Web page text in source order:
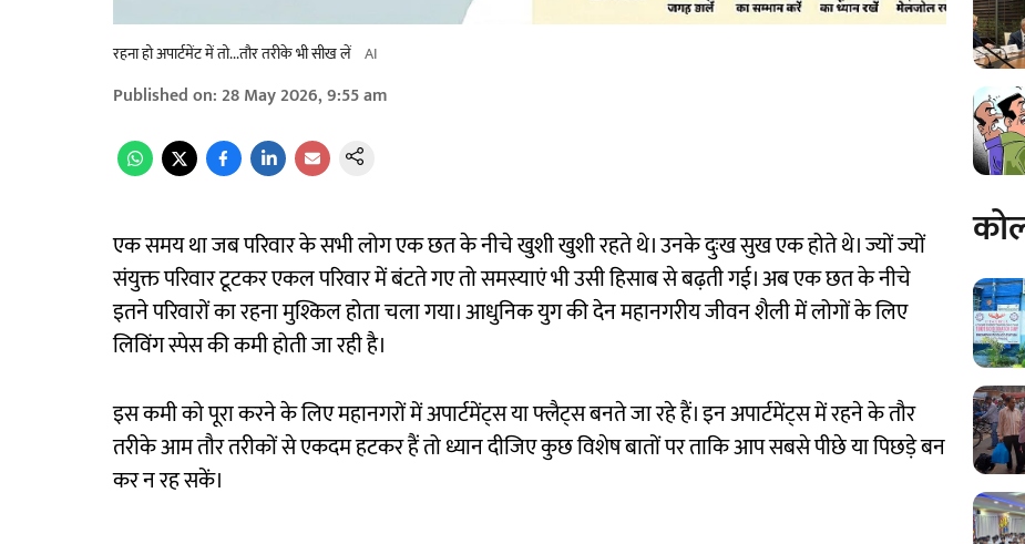
रहना हो अपार्टमेंट में तो...तौर तरीके भी सीख लें AI
Published on:28 May 2026, 9:55 am
एक समय था जब परिवार के सभी लोग एक छत के नीचे खुशी खुशी रहते थे। उनके दुःख सुख एक होते थे। ज्यों ज्यों
संयुक्त परिवार टूटकर एकल परिवार में बंटते गए तो समस्याएं भी उसी हिसाब से बढ़ती गई। अब एक छत के नीचे
इतने परिवारों का रहना मुश्किल होता चला गया। आधुनिक युग की देन महानगरीय जीवन शैली में लोगों के लिए
लिविंग स्पेस की कमी होती जा रही है।
इस कमी को पूरा करने के लिए महानगरों में अपार्टमेंट्स या फ्लैट्स बनते जा रहे हैं। इन अपार्टमेंट्स में रहने के तौर
तरीके आम तौर तरीकों से एकदम हटकर हैं तो ध्यान दीजिए कुछ विशेष बातों पर ताकि आप सबसे पीछे या पिछड़े बन
कर न रह सकें।